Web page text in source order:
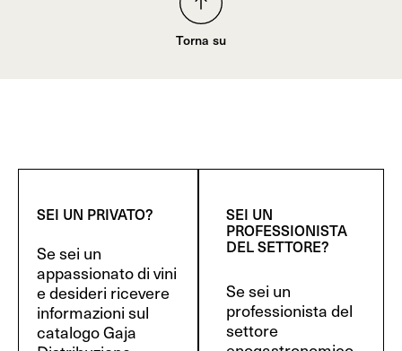
Torna su
SEI UN PRIVATO?
Se sei un
appassionato di vini
e desideri ricevere
informazioni sul
catalogo Gaja
SEI UN
PROFESSIONISTA
DEL SETTORE?
Se sei un
professionista del
settore